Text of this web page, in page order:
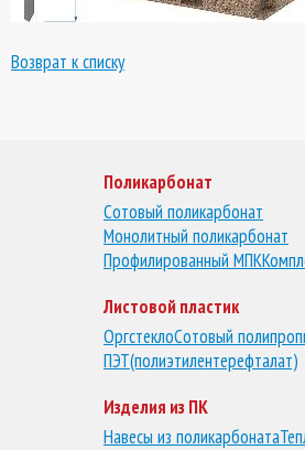
Возврат к списку
Поликарбонат
Сотовый поликарбонат
Монолитный поликарбонат
Профилированный МПК
Листовой пластик
ОргстеклоСотовый
ПЭТ(полиэтилентерефталат)
Изделия из ПК
Навесы из поликарбоната